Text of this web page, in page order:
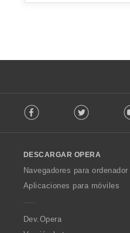
o
w
O
p
a
Facebook Twitter
DESCARGAR OPERA
Navegadores para ordenador
Aplicaciones para móviles
Dev.Opera